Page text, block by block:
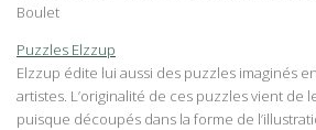
Boulet
Puzzles Elzzup
Elzzup édite lui aussi des puzzles imaginés
artistes. L’originalité de ces puzzles vient de
puisque découpés dans la forme de